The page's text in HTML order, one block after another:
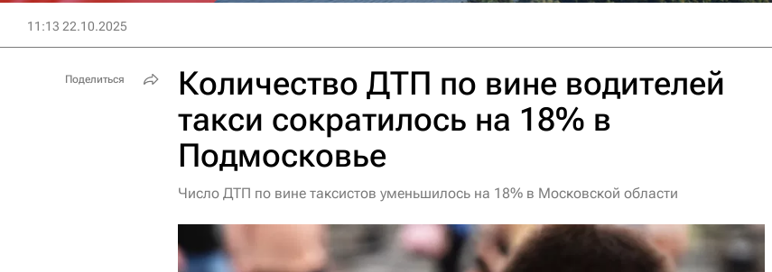
11:13 22.10.2025
Количество ДТП по вине водителей
такси сократилось на 18% в
Подмосковье
Число ДТП по вине таксистов уменьшилось на 18% в Московской области
Поделиться